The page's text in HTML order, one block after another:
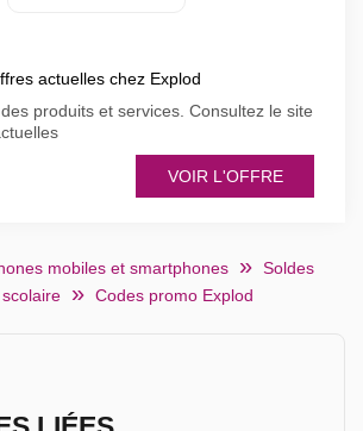
actuelles chez Explod
produits et services. Consultez le site
VOIR L'OFFRE
mobiles et smartphones
Soldes
Codes promo Explod